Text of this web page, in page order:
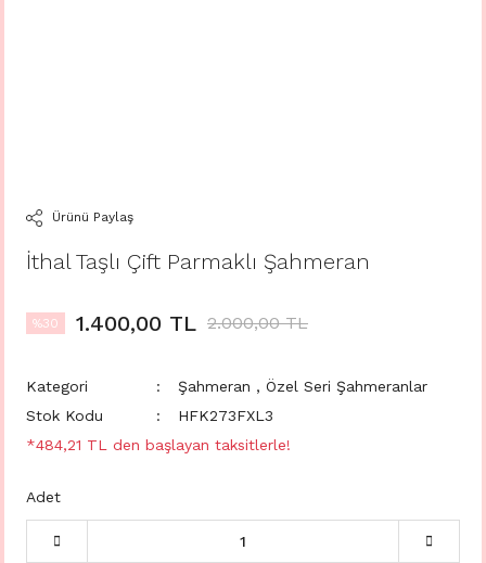
Ürünü Paylaş
İthal Taşlı Çift Parmaklı Şahmeran
%30 1.400,00 TL 2.000,00 TL
Kategori Şahmeran , Özel Seri Şahmeranlar
Stok Kodu
HFK273FXL3
*484,21 TL den başlayan taksitlerle!
Adet